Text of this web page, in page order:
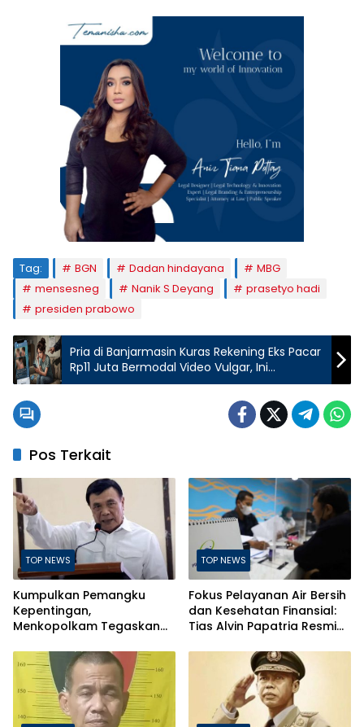
Tag: BGN Dadan hindayana
MBG
mensesneg
Nanik S Deyang
prasetyo hadi
presiden prabowo
Pria di Banjarmasin Kuras Rekening Eks Pacar
Rp11 Juta Bermodal Video Vulgar, Ini
Ancaman Hukumannya!
Pos Terkait
TOP NEWS
Kumpulkan Pemangku
Kepentingan,
Menkopolkam Tegaskan
Terkendali
TOP NEWS
Fokus Pelayanan Air Bersih
dan Kesehatan Finansial:
Tias Alvin Papatria Resmi
Minum Surabaya